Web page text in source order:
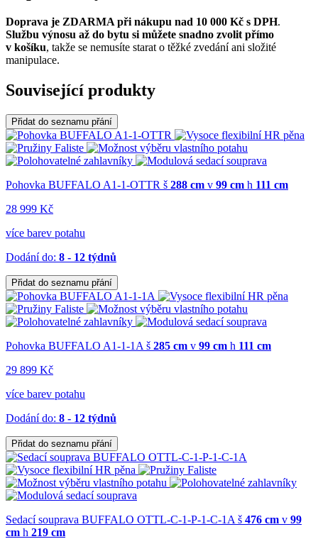
Doprava je ZDARMA při nákupu nad 10 000 Kč s DPH.
Službu výnosu až do bytu si můžete snadno zvolit přímo
v košíku, takže se nemusíte starat o těžké zvedání ani složité
manipulace.
Související produkty
Přidat do seznamu přání
Pohovka BUFFALO A1-1-OTTR š 288 cm v 99 cm h 111 cm
28 999 Kč
více barev potahu
Dodání do: 8 - 12 týdnů
Přidat do seznamu přání
Pohovka BUFFALO A1-1-1A š 285 cm v 99 cm h 111 cm
29 899 Kč
více barev potahu
Dodání do: 8 - 12 týdnů
Přidat do seznamu přání
Sedací souprava BUFFALO OTTL-C-1-P-1-C-1A š 476 cm v 99
cm h 219 cm